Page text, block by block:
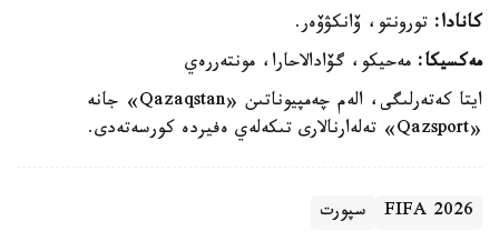
كانادا: تورونتو، ۆانكۋۆەر.
مەكسيكا: مەحيكو، گۆادالاحارا، مونتەررەي
ايتا كەتەرلىگى، الەم چەمپيوناتىن «Qazaqstan» جانە
«Qazsport» تەلەارنالارى تىكەلەي ەفيردە كورسەتەدى.
FIFA 2026 سپورت